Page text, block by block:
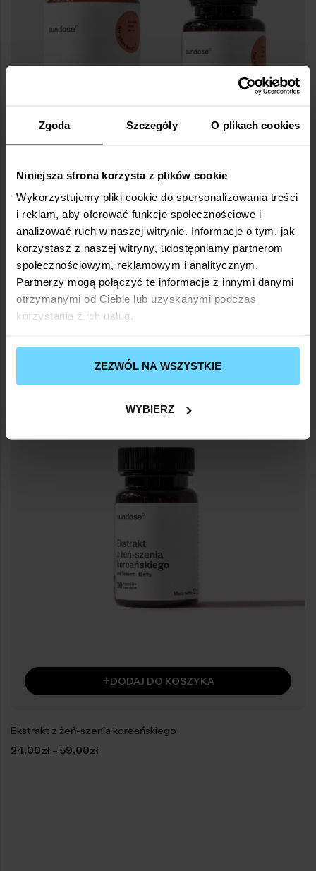
Zgoda Szczegóły O plikach cookies
Niniejsza strona korzysta z plików cookie
Wykorzystujemy pliki cookie do spersonalizowania treści
i reklam, aby oferować funkcje społecznościowe i
analizować ruch w naszej witrynie. Informacje o tym, jak
korzystasz z naszej witryny, udostępniamy partnerom
społecznościowym, reklamowym i analitycznym.
Partnerzy mogą połączyć te informacje z innymi danymi
otrzymanymi od Ciebie lub uzyskanymi podczas
korzystania z ich usług.
ZEZWÓL NA WSZYSTKIE
WYBIERZ
+DODAJ DO KOSZYKA
For Slim Body°
124,00zł
+DODAJ DO KOSZYKA
Ekstrakt z żeń-szenia koreańskiego
24,00zł – 59,00zł